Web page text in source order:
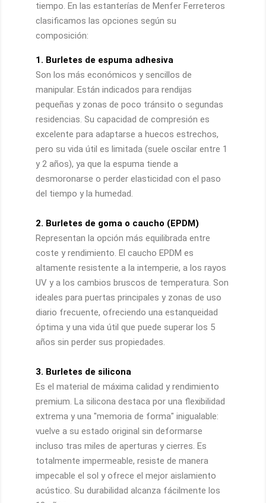
tiempo. En las estanterías de Menfer Ferreteros
clasificamos las opciones según su
composición:
1. Burletes de espuma adhesiva
Son los más económicos y sencillos de
manipular. Están indicados para rendijas
pequeñas y zonas de poco tránsito o segundas
residencias. Su capacidad de compresión es
excelente para adaptarse a huecos estrechos,
pero su vida útil es limitada (suele oscilar entre 1
y 2 años), ya que la espuma tiende a
desmoronarse o perder elasticidad con el paso
del tiempo y la humedad.
2. Burletes de goma o caucho (EPDM)
Representan la opción más equilibrada entre
coste y rendimiento. El caucho EPDM es
altamente resistente a la intemperie, a los rayos
UV y a los cambios bruscos de temperatura. Son
ideales para puertas principales y zonas de uso
diario frecuente, ofreciendo una estanqueidad
óptima y una vida útil que puede superar los 5
años sin perder sus propiedades.
3. Burletes de silicona
Es el material de máxima calidad y rendimiento
premium. La silicona destaca por una flexibilidad
extrema y una "memoria de forma" inigualable:
vuelve a su estado original sin deformarse
incluso tras miles de aperturas y cierres. Es
totalmente impermeable, resiste de manera
impecable el sol y ofrece el mejor aislamiento
acústico. Su durabilidad alcanza fácilmente los